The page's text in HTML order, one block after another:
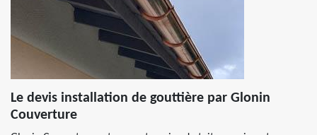
Le devis installation de gouttière par Glonin
Couverture